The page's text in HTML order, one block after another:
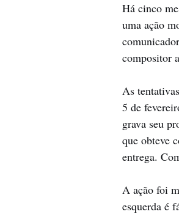
Há cinco
uma ação
compositor
As
5 de
grava seu
que obteve
entrega.
A ação foi
esquerda é